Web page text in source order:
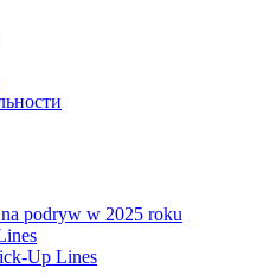
podryw w 2025 roku
Up Lines